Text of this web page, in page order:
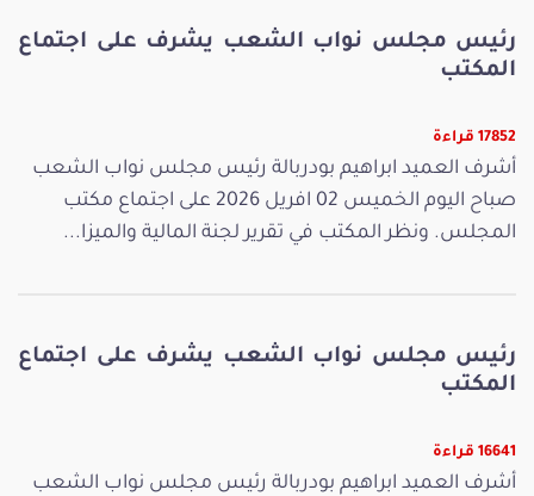
رئيس مجلس نواب الشعب يشرف على اجتماع
المكتب
17852 قراءة
أشرف العميد ابراهيم بودربالة رئيس مجلس نواب الشعب
صباح اليوم الخميس 02 افريل 2026 على اجتماع مكتب
المجلس. ونظر المكتب في تقرير لجنة المالية والميزا...
رئيس مجلس نواب الشعب يشرف على اجتماع
المكتب
16641 قراءة
أشرف العميد ابراهيم بودربالة رئيس مجلس نواب الشعب